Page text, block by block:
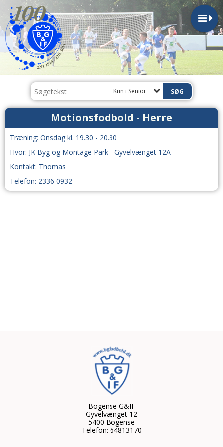
Kun i Senior
Motionsfodbold - Herre
Træning: Onsdag kl. 19.30 - 20.30
Hvor: JK Byg og Montage Park - Gyvelvænget 12A
Kontakt: Thomas
Telefon: 2336 0932
Bogense G&IF
Gyvelvænget 12
5400 Bogense
Telefon: 64813170